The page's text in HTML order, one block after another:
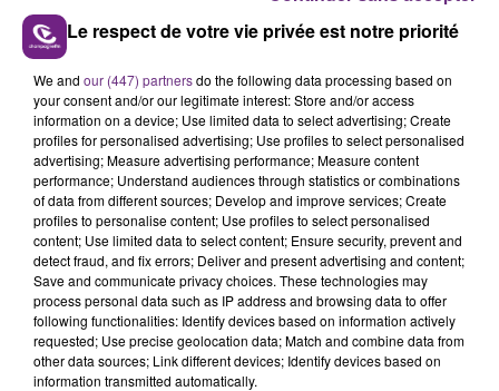
FIL D'ACTUS
LA CENTRALE NUCLÉAIRE DE CHOOZ
TOUJOURS À L'ARRÊT
Cela fait déjà une semaine que la centrale
Le respect de votre vie privée est notre priorité
We and our (447) partnersdo the following data processing based on
your consent and/or our legitimate interest: Store and/or access
information on a device; Use limited data to select advertising; Create
profiles for personalised advertising; Use profiles to select personalised
advertising; Measure advertising performance; Measure content
performance; Understand audiences through statistics or combinations
of data from different sources; Develop and improve services; Create
profiles to personalise content; Use profiles to select personalised
content; Use limited data to select content; Ensure security, prevent and
detect fraud, and fix errors; Deliver and present advertising and content;
Save and communicate privacy choices. These technologies may
process personal data such as IP address and browsing data to offer
following functionalities: Identify devices based on information actively
requested; Use precise geolocation data; Match and combine data from
other data sources; Link different devices; Identify devices based on
information transmitted automatically.